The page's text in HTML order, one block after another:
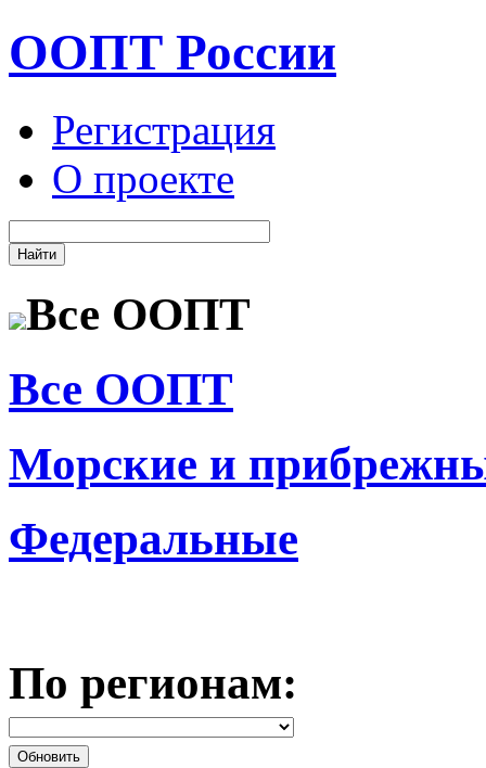
ООПТ России
Регистрация
О проекте
Все ООПТ
Все ООПТ
Морские и
Федеральные
По регионам: